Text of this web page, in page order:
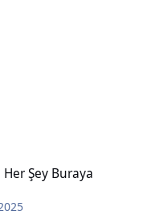
Şey Buraya